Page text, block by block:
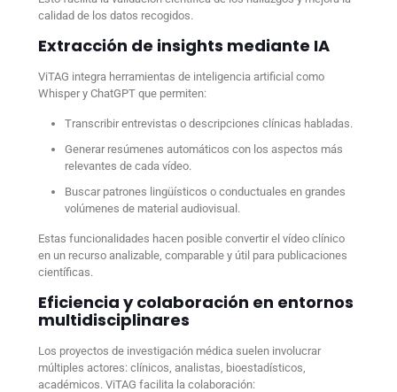
calidad de los datos recogidos.
Extracción de insights mediante IA
ViTAG integra herramientas de inteligencia artificial como
Whisper y ChatGPT que permiten:
Transcribir entrevistas o descripciones clínicas habladas.
Generar resúmenes automáticos con los aspectos más
relevantes de cada vídeo.
Buscar patrones lingüísticos o conductuales en grandes
volúmenes de material audiovisual.
Estas funcionalidades hacen posible convertir el vídeo clínico
en un recurso analizable, comparable y útil para publicaciones
científicas.
Eficiencia y colaboración en entornos
multidisciplinares
Los proyectos de investigación médica suelen involucrar
múltiples actores: clínicos, analistas, bioestadísticos,
académicos. ViTAG facilita la colaboración: